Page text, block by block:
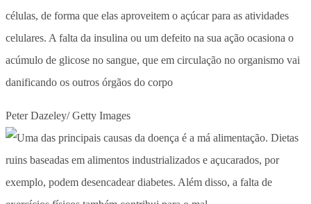
células, de forma que elas aproveitem o açúcar para as atividades
celulares. A falta da insulina ou um defeito na sua ação ocasiona o
acúmulo de glicose no sangue, que em circulação no organismo vai
danificando os outros órgãos do corpo
Peter Dazeley/ Getty Images